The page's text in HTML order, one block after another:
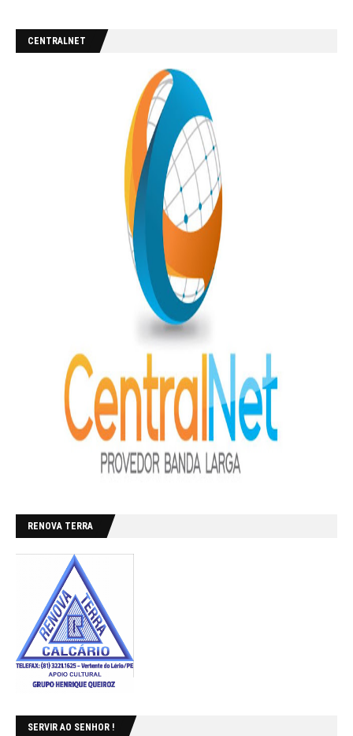
CENTRALNET
RENOVA TERRA
SERVIR AO SENHOR !